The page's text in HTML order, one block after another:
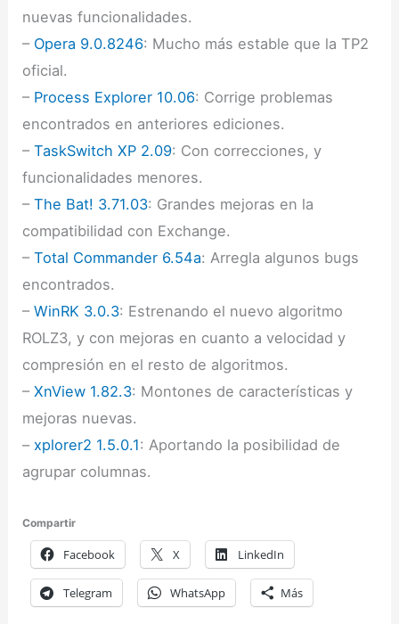
nuevas funcionalidades.
– Opera 9.0.8246: Mucho más estable que la TP2
oficial.
– Process Explorer 10.06: Corrige problemas
encontrados en anteriores ediciones.
–TaskSwitch XP 2.09: Con correcciones, y
funcionalidades menores.
–The Bat! 3.71.03: Grandes mejoras en la
compatibilidad con Exchange.
–Total Commander 6.54a: Arregla algunos bugs
encontrados.
–WinRK 3.0.3: Estrenando el nuevo algoritmo
ROLZ3, y con mejoras en cuanto a velocidad y
compresión en el resto de algoritmos.
–XnView 1.82.3: Montones de características y
mejoras nuevas.
– xplorer2 1.5.0.1: Aportando la posibilidad de
agrupar columnas.
Compartir
Facebook X LinkedIn
Telegram WhatsApp Más